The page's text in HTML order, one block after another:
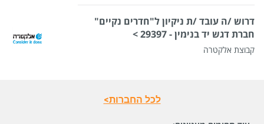
דרוש /ה עובד /ת ניקיון ל"חדרים נקיים"
חברת דגש יד בנימין - 29397 >
קבוצת אלקטרה
לכל החברות>